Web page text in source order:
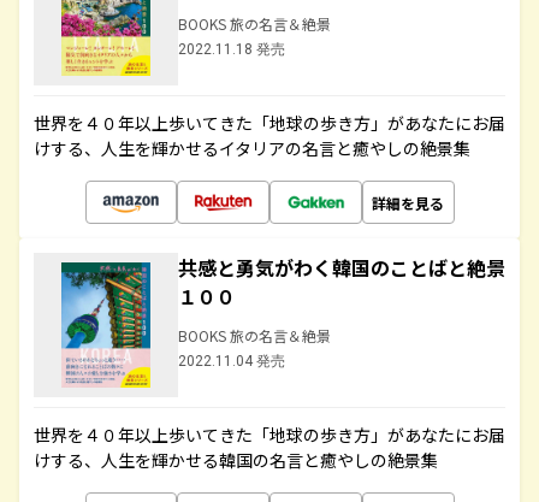
BOOKS 旅の名言＆絶景
2022.11.18 発売
世界を４０年以上歩いてきた「地球の歩き方」があなたにお届
けする、人生を輝かせるイタリアの名言と癒やしの絶景集
詳細を見る
共感と勇気がわく韓国のことばと絶景
１００
BOOKS 旅の名言＆絶景
2022.11.04 発売
世界を４０年以上歩いてきた「地球の歩き方」があなたにお届
けする、人生を輝かせる韓国の名言と癒やしの絶景集